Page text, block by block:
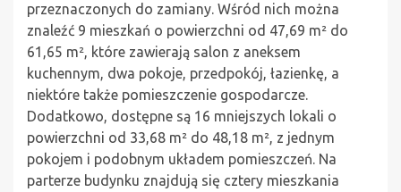
przeznaczonych do zamiany. Wśród nich można
znaleźć 9 mieszkań o powierzchni od 47,69 m² do
61,65 m², które zawierają salon z aneksem
kuchennym, dwa pokoje, przedpokój, łazienkę, a
niektóre także pomieszczenie gospodarcze.
Dodatkowo, dostępne są 16 mniejszych lokali o
powierzchni od 33,68 m² do 48,18 m², z jednym
pokojem i podobnym układem pomieszczeń. Na
parterze budynku znajdują się cztery mieszkania